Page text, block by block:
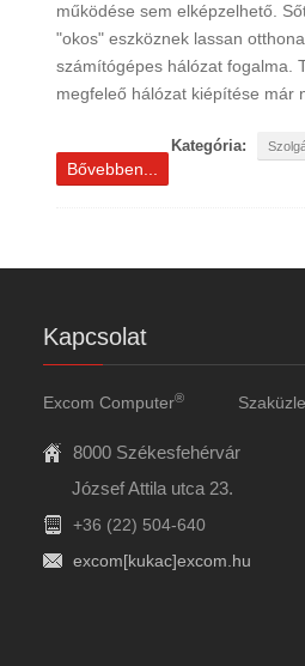
működése sem elképzelhető.
"okos" eszköznek lassan
számítógépes hálózat fogalma.
megfeleő hálózat kiépítése már
Kategória:
Bővebben...
Kapcsolat
Excom Computer®
8000 Székesfehérvár
József Attila utca 23.
+36 (22) 504-640
excom[kukac]excom.hu